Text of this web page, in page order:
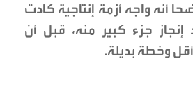
أنه واجه أزمة إنتاجية كادت
جزء كبير منه، قبل أن
وخطة بديلة.